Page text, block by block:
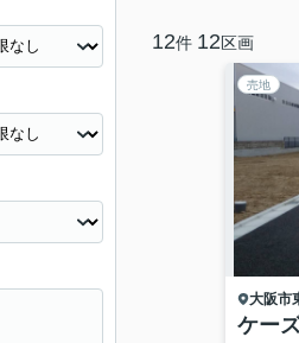
12件 12区画
売地
大阪市
ケー